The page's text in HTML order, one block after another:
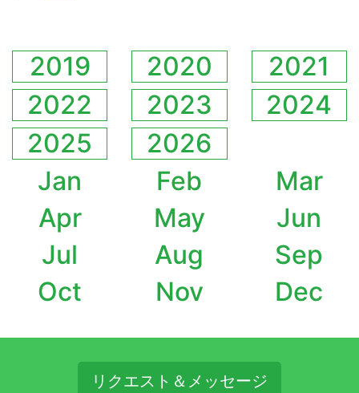
2019 2020
2021
2022
2023
2024
2025
2026
Jan
Feb
Mar
Apr
May
Jun
Jul
Aug
Sep
Oct
Nov Dec
リクエスト＆メッセージ